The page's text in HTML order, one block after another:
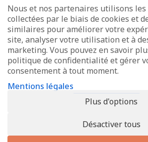
Avec le soutien du
Mentions légales
Protection des données
Déclaration d’accessibilité
Nous et nos partenaires utilisons
collectées par le biais de cookies et
similaires pour améliorer votre
site, analyser votre utilisation et à
marketing. Vous pouvez en savoir
politique de confidentialité et gérer
consentement à tout moment.
Mentions légales
Plus d'options
Désactiver tous